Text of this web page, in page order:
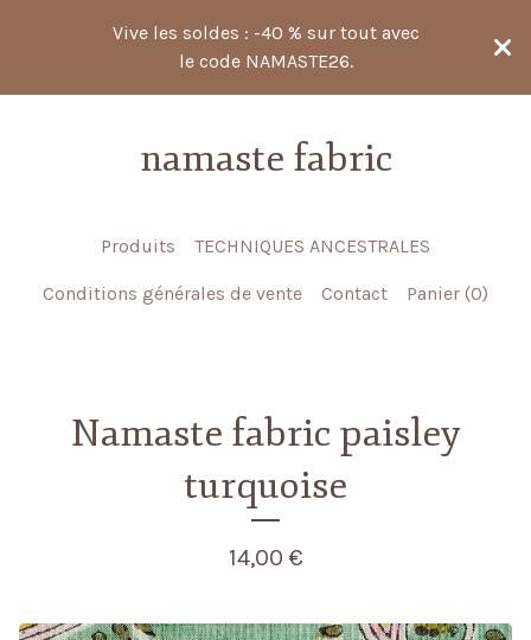
Vive les soldes : -40 % sur tout avec
le code NAMASTE26.
namaste fabric
Produits TECHNIQUES ANCESTRALES
Conditions générales de vente Contact Panier (0)
Namaste fabric paisley
turquoise
14,00 €